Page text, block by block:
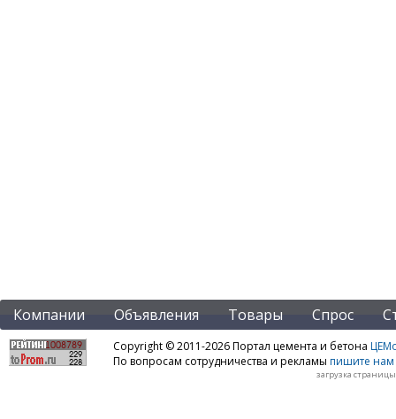
Компании Объявления Товары Спрос
Copyright © 2011-2026 Портал цемента и бетона
По вопросам сотрудничества и рекламы пишите нам
загрузка